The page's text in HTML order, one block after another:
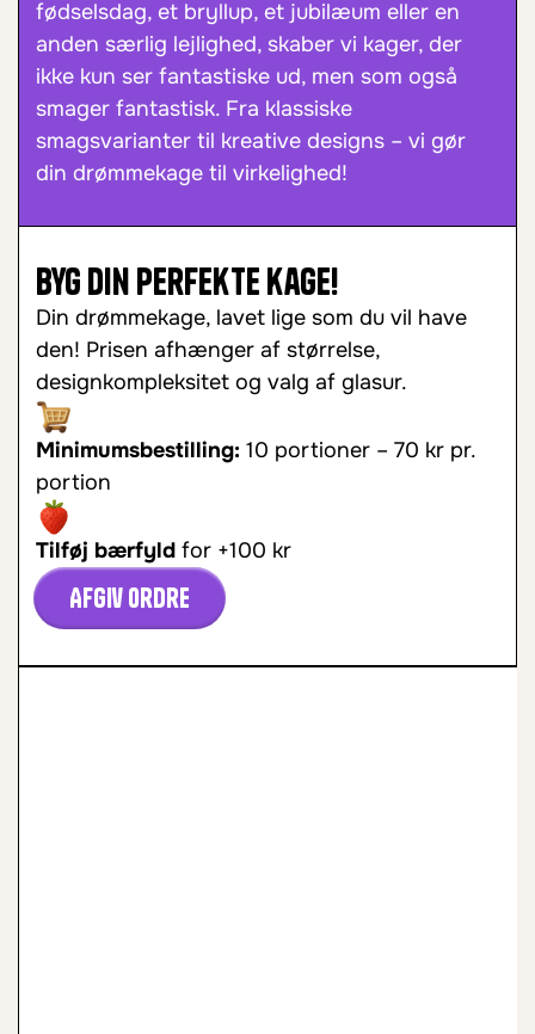
fødselsdag, et bryllup, et jubilæum eller en
anden særlig lejlighed, skaber vi kager, der
ikke kun ser fantastiske ud, men som også
smager fantastisk. Fra klassiske
smagsvarianter til kreative designs – vi gør
din drømmekage til virkelighed!
Byg din perfekte kage!
Din drømmekage, lavet lige som du vil have
den! Prisen afhænger af størrelse,
designkompleksitet og valg af glasur.
Minimumsbestilling: 10 portioner – 70 kr pr.
portion
Tilføj bærfyld for +100 kr
Afgiv ordre